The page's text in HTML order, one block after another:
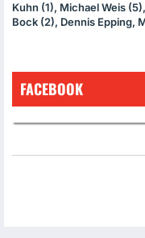
Kuhn (1), Michael Weis
Bock (2), Dennis Epping,
FACEBOOK